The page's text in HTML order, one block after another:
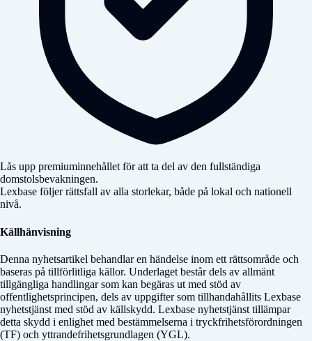
Lås upp premiuminnehållet för att ta del av den fullständiga
domstolsbevakningen.
Lexbase följer rättsfall av alla storlekar, både på lokal och nationell
nivå.
Källhänvisning
Denna nyhetsartikel behandlar en händelse inom ett rättsområde och
baseras på tillförlitliga källor. Underlaget består dels av allmänt
tillgängliga handlingar som kan begäras ut med stöd av
offentlighetsprincipen, dels av uppgifter som tillhandahållits Lexbase
nyhetstjänst med stöd av källskydd. Lexbase nyhetstjänst tillämpar
detta skydd i enlighet med bestämmelserna i tryckfrihetsförordningen
(TF) och yttrandefrihetsgrundlagen (YGL).